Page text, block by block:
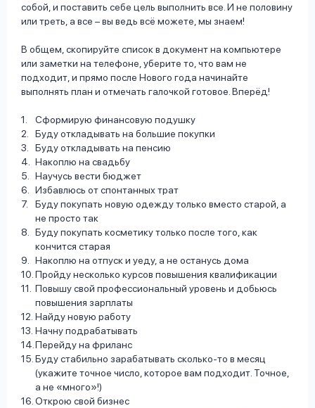
собой, и поставить себе цель выполнить все. И не половину
или треть, а все – вы ведь всё можете, мы знаем!
В общем, скопируйте список в документ на компьютере
или заметки на телефоне, уберите то, что вам не
подходит, и прямо после Нового года начинайте
выполнять план и отмечать галочкой готовое. Вперёд!
Сформирую финансовую подушку
Буду откладывать на большие покупки
Буду откладывать на пенсию
Накоплю на свадьбу
Научусь вести бюджет
Избавлюсь от спонтанных трат
Буду покупать новую одежду только вместо старой, а
не просто так
Буду покупать косметику только после того, как
кончится старая
Накоплю на отпуск и уеду, а не останусь дома
Пройду несколько курсов повышения квалификации
Повышу свой профессиональный уровень и добьюсь
повышения зарплаты
Найду новую работу
Начну подрабатывать
Перейду на фриланс
Буду стабильно зарабатывать сколько-то в месяц
(укажите точное число, которое вам подходит. Точное,
а не «много»!)
Открою свой бизнес